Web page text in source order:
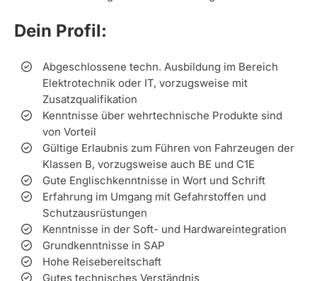
Dein Profil:
Abgeschlossene techn. Ausbildung im Bereich
Elektrotechnik oder IT, vorzugsweise mit
Zusatzqualifikation
Kenntnisse über wehrtechnische Produkte sind
von Vorteil
Gültige Erlaubnis zum Führen von Fahrzeugen der
Klassen B, vorzugsweise auch BE und C1E
Gute Englischkenntnisse in Wort und Schrift
Erfahrung im Umgang mit Gefahrstoffen und
Schutzausrüstungen
Kenntnisse in der Soft- und Hardwareintegration
Grundkenntnisse in SAP
Hohe Reisebereitschaft
Gutes technisches Verständnis